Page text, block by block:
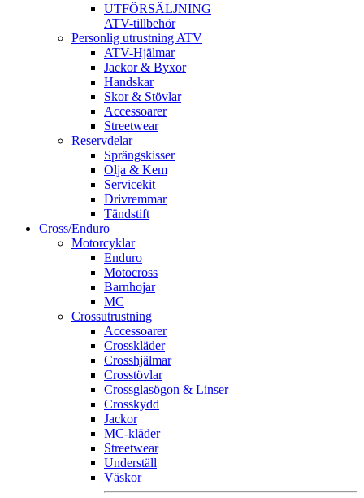
UTFÖRSÄLJNING
ATV-tillbehör
Personlig utrustning ATV
ATV-Hjälmar
Jackor & Byxor
Handskar
Skor & Stövlar
Accessoarer
Streetwear
Reservdelar
Sprängskisser
Olja & Kem
Servicekit
Drivremmar
Tändstift
Cross/Enduro
Motorcyklar
Enduro
Motocross
Barnhojar
MC
Crossutrustning
Accessoarer
Crosskläder
Crosshjälmar
Crosstövlar
Crossglasögon & Linser
Crosskydd
Jackor
MC-kläder
Streetwear
Underställ
Väskor